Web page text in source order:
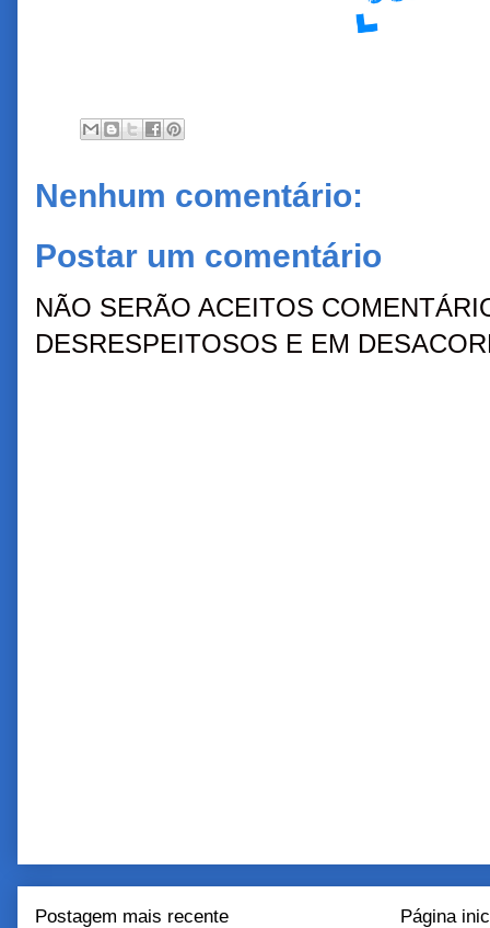
Nenhum comentário:
Postar um comentário
NÃO SERÃO ACEITOS
DESRESPEITOSOS E EM
Postagem mais recente Página